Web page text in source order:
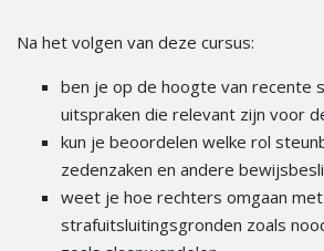
Na het volgen van deze cursus:
ben je op de hoogte van recente
uitspraken die relevant zijn voor
kun je beoordelen welke rol
zedenzaken en andere
weet je hoe rechters omgaan met
strafuitsluitingsgronden zoals